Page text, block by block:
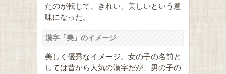
たのが転じて、きれい、美しいという意
味になった。
漢字「美」のイメージ
美しく優秀なイメージ。女の子の名前と
しては昔から人気の漢字だが、男の子の